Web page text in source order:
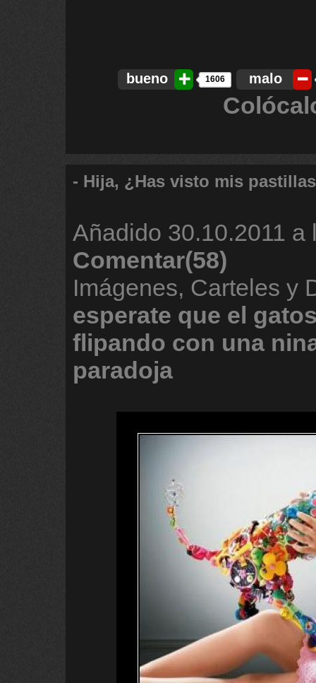
bueno 1606 malo
- Hija, ¿Has visto mis
Añadido 30.10.2011 a
Comentar(58)
Imágenes, Carteles y
esperate que el
flipando con una
paradoja